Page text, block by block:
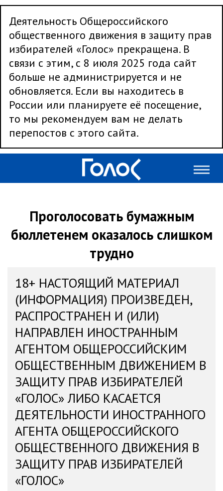
Деятельность Общероссийского
общественного движения в защиту прав
избирателей «Голос» прекращена. В
связи с этим, с 8 июля 2025 года сайт
больше не администрируется и не
обновляется. Если вы находитесь в
России или планируете её посещение,
то мы рекомендуем вам не делать
перепостов с этого сайта.
Проголосовать бумажным
бюллетенем оказалось слишком
трудно
18+ НАСТОЯЩИЙ МАТЕРИАЛ
(ИНФОРМАЦИЯ) ПРОИЗВЕДЕН,
РАСПРОСТРАНЕН И (ИЛИ)
НАПРАВЛЕН ИНОСТРАННЫМ
АГЕНТОМ ОБЩЕРОССИЙСКИМ
ОБЩЕСТВЕННЫМ ДВИЖЕНИЕМ В
ЗАЩИТУ ПРАВ ИЗБИРАТЕЛЕЙ
«ГОЛОС» ЛИБО КАСАЕТСЯ
ДЕЯТЕЛЬНОСТИ ИНОСТРАННОГО
АГЕНТА ОБЩЕРОССИЙСКОГО
ОБЩЕСТВЕННОГО ДВИЖЕНИЯ В
ЗАЩИТУ ПРАВ ИЗБИРАТЕЛЕЙ
«ГОЛОС»